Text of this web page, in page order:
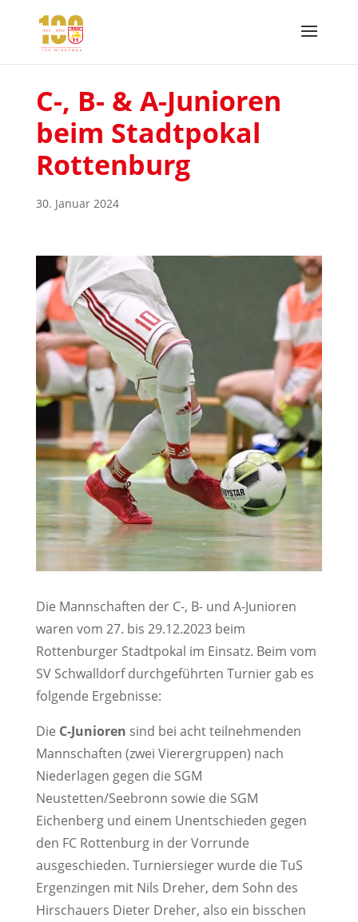
C-, B- & A-Junioren
beim Stadtpokal
Rottenburg
30. Januar 2024
Die Mannschaften der C-, B- und A-Junioren
waren vom 27. bis 29.12.2023 beim
Rottenburger Stadtpokal im Einsatz. Beim vom
SV Schwalldorf durchgeführten Turnier gab es
folgende Ergebnisse:
Die C-Junioren sind bei acht teilnehmenden
Mannschaften (zwei Vierergruppen) nach
Niederlagen gegen die SGM
Neustetten/Seebronn sowie die SGM
Eichenberg und einem Unentschieden gegen
den FC Rottenburg in der Vorrunde
ausgeschieden. Turniersieger wurde die TuS
Ergenzingen mit Nils Dreher, dem Sohn des
Hirschauers Dieter Dreher, also ein bisschen